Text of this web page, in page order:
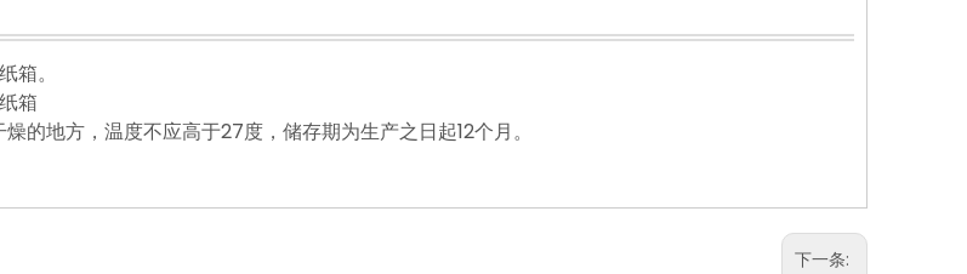
箱。
箱
的地方，温度不应高于27度，储存期为生产之日起12个月。
下一条: